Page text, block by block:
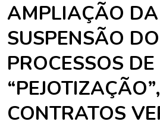
AMPLIAÇÃO DA
SUSPENSÃO DO
PROCESSOS DE
CONTRATOS